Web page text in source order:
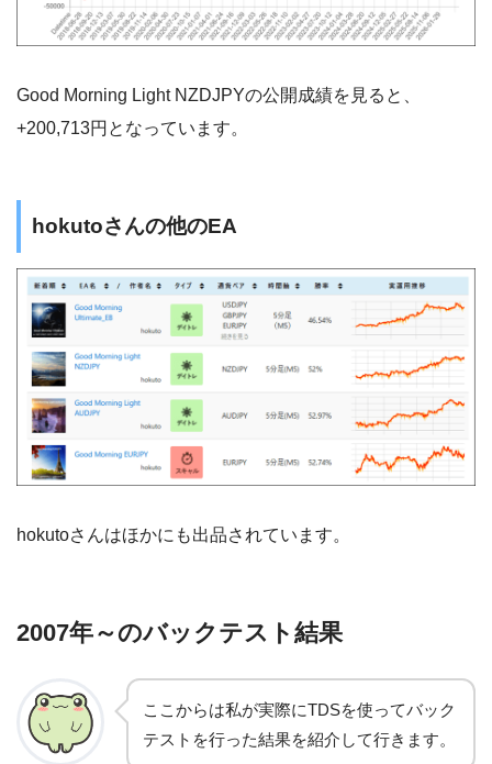
Good Morning Light NZDJPYの公開成績を見ると、
+200,713円となっています。
hokutoさんの他のEA
hokutoさんはほかにも出品されています。
2007年～のバックテスト結果
ここからは私が実際にTDSを使ってバック
テストを行った結果を紹介して行きます。